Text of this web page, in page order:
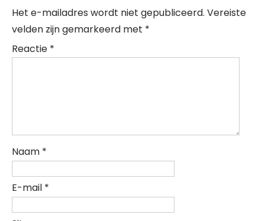
Het e-mailadres wordt niet gepubliceerd. Vereiste
velden zijn gemarkeerd met *
Reactie *
Naam *
E-mail *